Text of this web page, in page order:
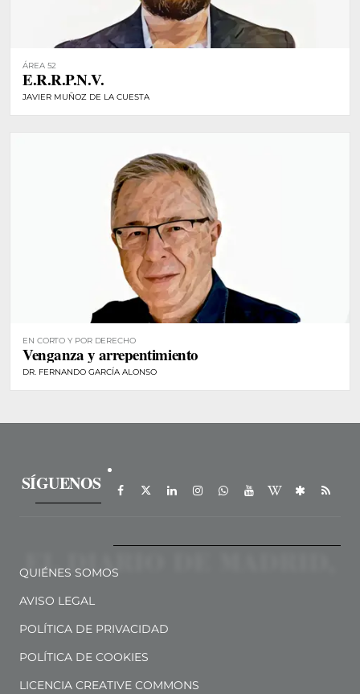
ÁREA 52
E.R.R.P.N.V.
JAVIER MUÑOZ DE LA CUESTA
EN CORTO Y POR DERECHO
Venganza y arrepentimiento
DR. FERNANDO GARCÍA ALONSO
SÍGUENOS
QUIÉNES SOMOS
AVISO LEGAL
POLÍTICA DE PRIVACIDAD
POLÍTICA DE COOKIES
LICENCIA CREATIVE COMMONS